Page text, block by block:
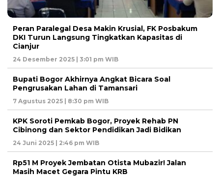
Peran Paralegal Desa Makin Krusial, FK Posbakum
DKI Turun Langsung Tingkatkan Kapasitas di
Cianjur
24 Desember 2025 | 3:01 pm WIB
Bupati Bogor Akhirnya Angkat Bicara Soal
Pengrusakan Lahan di Tamansari
7 Agustus 2025 | 8:30 pm WIB
KPK Soroti Pemkab Bogor, Proyek Rehab PN
Cibinong dan Sektor Pendidikan Jadi Bidikan
24 Juni 2025 | 2:46 pm WIB
Rp51 M Proyek Jembatan Otista Mubazir! Jalan
Masih Macet Gegara Pintu KRB